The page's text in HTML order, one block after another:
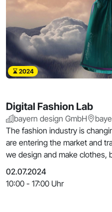
2024
Digital Fashion Lab
bayern design GmbH
The fashion industry is changing rapidly. New
are entering the market and
we design and make clothes,
02.07.2024
10:00 - 17:00 Uhr